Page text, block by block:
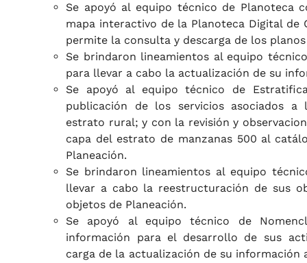
Se apoyó al equipo técnico de Planoteca
mapa interactivo de la Planoteca Digital de
permite la consulta y descarga de los
Se brindaron lineamientos al equipo
para llevar a cabo la actualización de su
Se apoyó al equipo técnico de
publicación de los servicios asociados a
estrato rural; y con la revisión y
capa del estrato de manzanas 500 al
Planeación.
Se brindaron lineamientos al equipo
llevar a cabo la reestructuración de sus
objetos de Planeación.
Se apoyó al equipo técnico de
información para el desarrollo de sus
carga de la actualización de su